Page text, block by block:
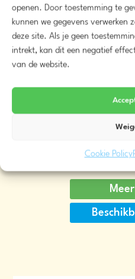
openen. Door toestemming te
kunnen we gegevens verwerken
deze site. Als je geen
intrekt, kan dit een negatief
van de website.
Cookie Policy
Kunstboom